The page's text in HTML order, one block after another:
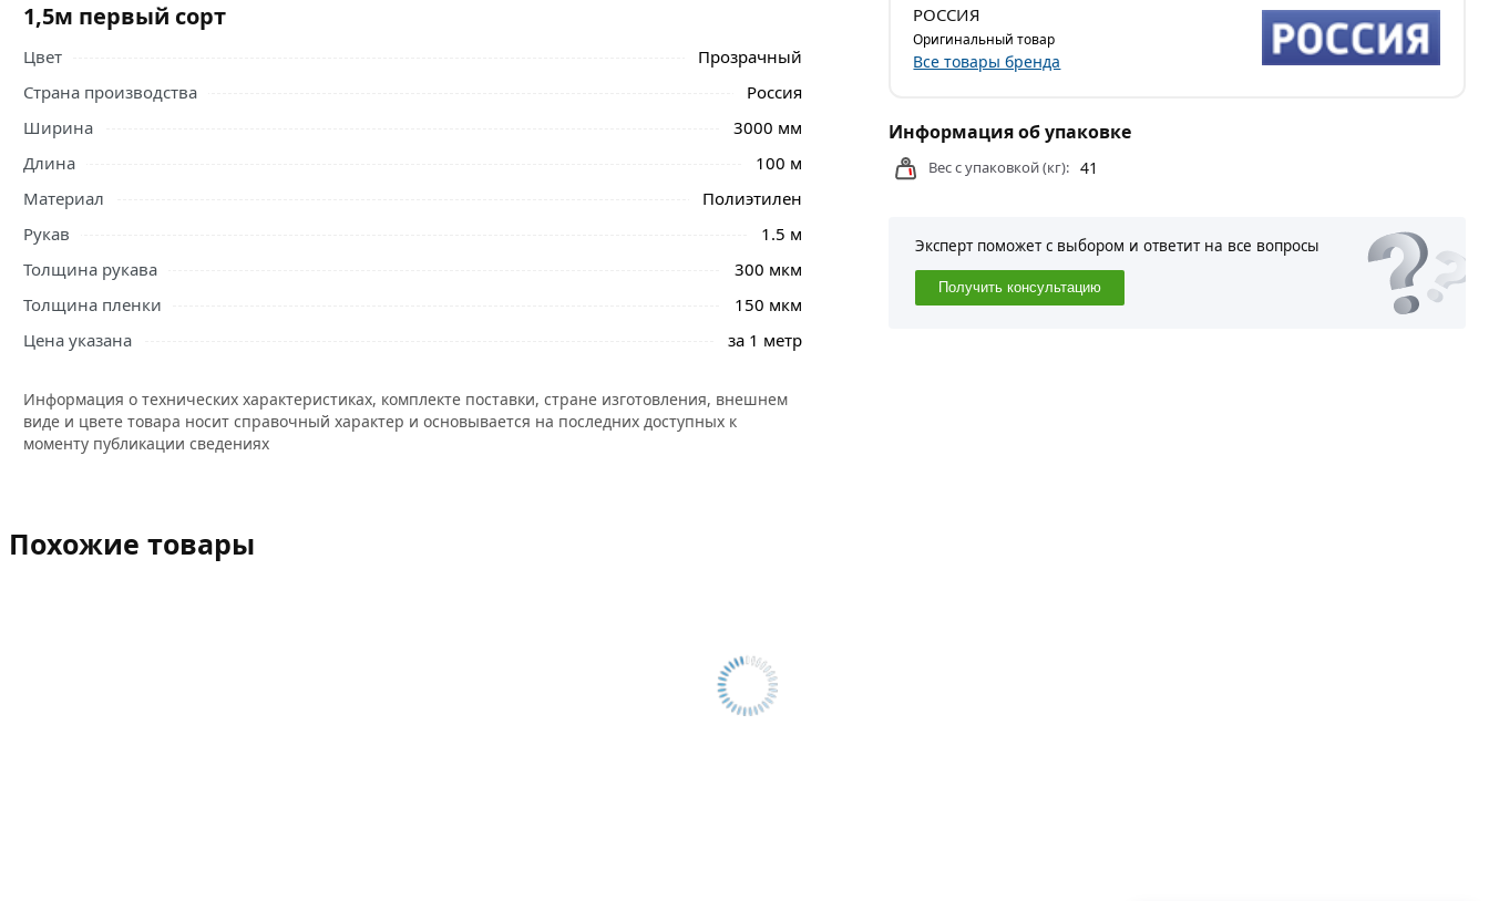
1,5м первый сорт
Цвет
Прозрачный
Страна производства
Россия
Ширина
3000 мм
Длина
100 м
Материал
Полиэтилен
Рукав
1.5 м
Толщина рукава
300 мкм
Толщина пленки
150 мкм
Цена указана
за 1 метр
Информация о технических характеристиках, комплекте поставки, стране изготовления, внешнем
виде и цвете товара носит справочный характер и основывается на последних доступных к
моменту публикации сведениях
РОССИЯ
Оригинальный товар
Все товары бренда
Информация об упаковке
Вес с упаковкой (кг): 41
Эксперт поможет с выбором и ответит на все вопросы
Получить консультацию
Похожие товары